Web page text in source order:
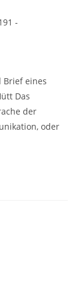
-
Brief eines
Das
der
oder